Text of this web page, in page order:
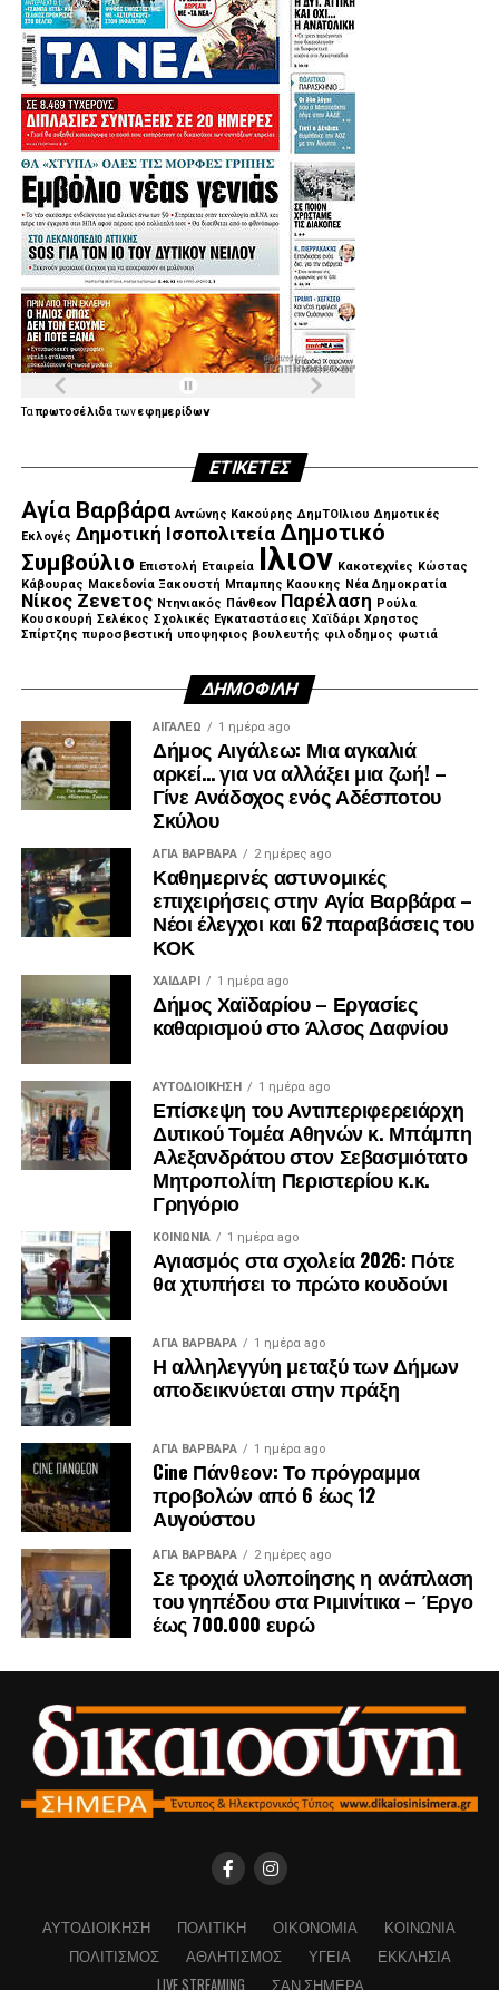
.
.
Ταπρωτοσέλιδατωνεφημερίδων
ΕΤΙΚΈΤΕΣ
Αγία Βαρβάρα Αντώνης Κακούρης ΔημΤΟΙλιου Δημοτικές
Εκλογές Δημοτική Ισοπολιτεία Δημοτικό
Συμβούλιο Επιστολή Εταιρεία Ιλιον Κακοτεχνίες Κώστας
Κάβουρας Μακεδονία Ξακουστή Μπαμπης Καουκης Νέα Δημοκρατία
Νίκος Ζενετος Ντηνιακός Πάνθεον Παρέλαση Ρούλα
Κουσκουρή Σελέκος Σχολικές Εγκαταστάσεις Χαϊδάρι Χρηστος
Σπίρτζης πυροσβεστική υποψηφιος βουλευτής φιλοδημος φωτιά
ΔΗΜΟΦΙΛΉ
ΑΙΓΑΛΕΩ 1 ημέρα ago
Δήμος Αιγάλεω: Μια αγκαλιά
αρκεί… για να αλλάξει μια ζωή! –
Γίνε Ανάδοχος ενός Αδέσποτου
Σκύλου
ΑΓΙΑ ΒΑΡΒΑΡΑ 2 ημέρες ago
Καθημερινές αστυνομικές
επιχειρήσεις στην Αγία Βαρβάρα –
Νέοι έλεγχοι και 62 παραβάσεις του
ΚΟΚ
ΧΑΪΔΑΡΙ 1 ημέρα ago
Δήμος Χαϊδαρίου – Εργασίες
καθαρισμού στο Άλσος Δαφνίου
ΑΥΤΟΔΙΟΊΚΗΣΗ 1 ημέρα ago
Επίσκεψη του Αντιπεριφερειάρχη
Δυτικού Τομέα Αθηνών κ. Μπάμπη
Αλεξανδράτου στον Σεβασμιότατο
Μητροπολίτη Περιστερίου κ.κ.
Γρηγόριο
ΚΟΙΝΩΝΊΑ 1 ημέρα ago
Αγιασμός στα σχολεία 2026: Πότε
θα χτυπήσει το πρώτο κουδούνι
ΑΓΙΑ ΒΑΡΒΑΡΑ 1 ημέρα ago
Η αλληλεγγύη μεταξύ των Δήμων
αποδεικνύεται στην πράξη
ΑΓΙΑ ΒΑΡΒΑΡΑ 1 ημέρα ago
Cine Πάνθεον: Το πρόγραμμα
προβολών από 6 έως 12
Αυγούστου
ΑΓΙΑ ΒΑΡΒΑΡΑ 2 ημέρες ago
Σε τροχιά υλοποίησης η ανάπλαση
του γηπέδου στα Ριμινίτικα – Έργο
έως 700.000 ευρώ
ΑΥΤΟΔΙΟΊΚΗΣΗ ΠΟΛΙΤΙΚΉ ΟΙΚΟΝΟΜΊΑ
ΚΟΙΝΩΝΊΑ
ΠΟΛΙΤΙΣΜΌΣ
ΑΘΛΗΤΙΣΜΌΣ ΥΓΕΊΑ
ΕΚΚΛΗΣΊΑ
LIVE STREAMING
ΣΑΝ ΣΉΜΕΡΑ